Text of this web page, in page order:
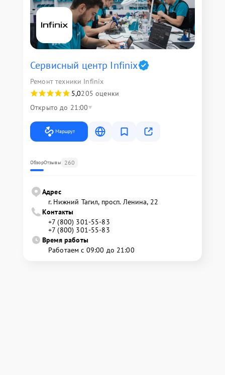
Сервисный центр Infinix
Ремонт техники Infinix
5,0205 оценки
Открыто до 21:00
Маршрут
ОбзорОтзывы 260
Адрес
г. Нижний Тагил, просп. Ленина, 22
Контакты
+7 (800) 301-55-83
+7 (800) 301-55-83
Время работы
Работаем с 09:00 до 21:00